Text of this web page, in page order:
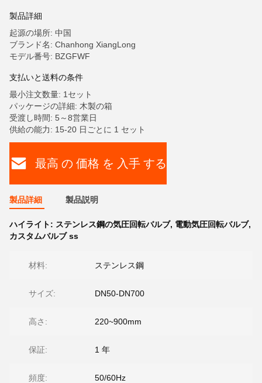
製品詳細
起源の場所: 中国
ブランド名: Chanhong XiangLong
モデル番号: BZGFWF
支払いと送料の条件
最小注文数量: 1セット
パッケージの詳細: 木製の箱
受渡し時間: 5～8営業日
供給の能力: 15-20 日ごとに 1 セット
最高 の 価格 を 入手 する
製品詳細 製品説明
ハイライト: ステンレス鋼の気圧回転バルブ, 電動気圧回転バルブ,
カスタムバルブ ss
材料: ステンレス鋼
サイズ: DN50-DN700
高さ: 220~900mm
保証: 1 年
頻度: 50/60Hz